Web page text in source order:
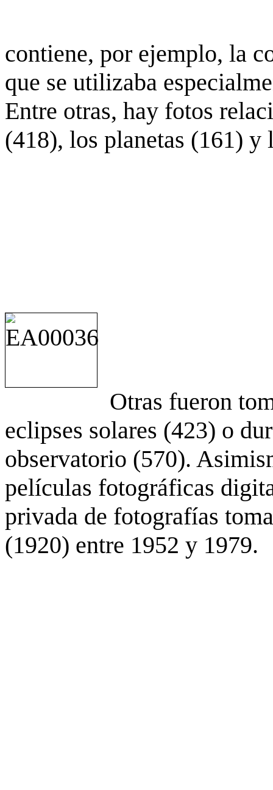
contiene, por ejemplo, la
que se utilizaba
Entre otras, hay fotos
(418), los planetas (161) y
Otras fueron
eclipses solares (423) o
observatorio (570).
películas fotográficas
privada de fotografías
(1920) entre 1952 y 1979.